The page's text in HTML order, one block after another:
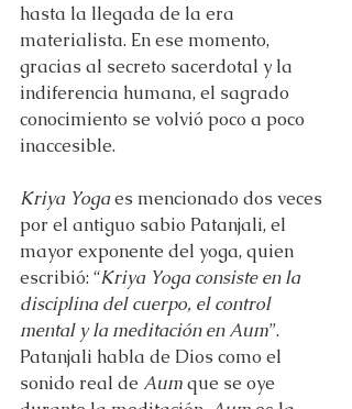
hasta la llegada de la era
materialista. En ese momento,
gracias al secreto sacerdotal y la
indiferencia humana, el sagrado
conocimiento se volvió poco a poco
inaccesible.
Kriya Yoga es mencionado dos veces
por el antiguo sabio Patanjali, el
mayor exponente del yoga, quien
escribió: “Kriya Yoga consiste en la
disciplina del cuerpo, el control
mental y la meditación en Aum”.
Patanjali habla de Dios como el
sonido real de Aum que se oye